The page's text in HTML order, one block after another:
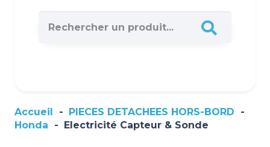
Accueil - PIECES DETACHEES HORS-BORD
-
Honda
- Electricité Capteur & Sonde